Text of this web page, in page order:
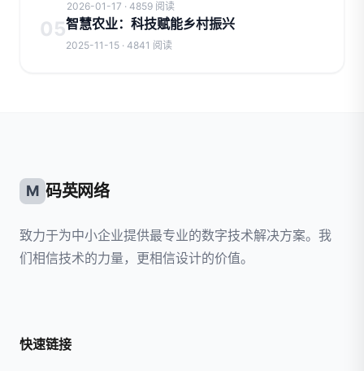
2026-01-17 · 4859 阅读
05智慧农业：科技赋能乡村振兴
2025-11-15 · 4841 阅读
M 码英网络
致力于为中小企业提供最专业的数字技术解决方案。我
们相信技术的力量，更相信设计的价值。
快速链接